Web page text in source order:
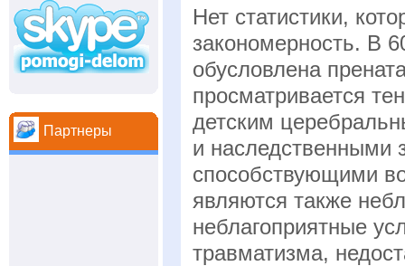
Нет статистики,
закономерность. В
обусловлена
просматривается
детским
и наследственными
способствующими
являются также
неблагоприятные
травматизма,
Партнеры